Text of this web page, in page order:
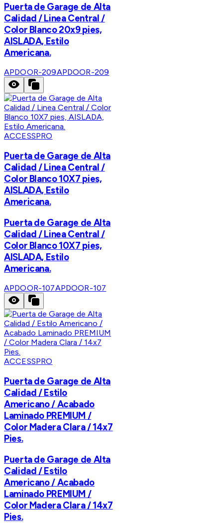
Puerta de Garage de Alta
Calidad / Linea Central /
Color Blanco 20x9 pies,
AISLADA, Estilo
Americana.
APDOOR-209APDOOR-209
ACCESSPRO
Puerta de Garage de Alta
Calidad / Linea Central /
Color Blanco 10X7 pies,
AISLADA, Estilo
Americana.
Puerta de Garage de Alta
Calidad / Linea Central /
Color Blanco 10X7 pies,
AISLADA, Estilo
Americana.
APDOOR-107APDOOR-107
ACCESSPRO
Puerta de Garage de Alta
Calidad / Estilo
Americano / Acabado
Laminado PREMIUM /
Color Madera Clara / 14x7
Pies.
Puerta de Garage de Alta
Calidad / Estilo
Americano / Acabado
Laminado PREMIUM /
Color Madera Clara / 14x7
Pies.